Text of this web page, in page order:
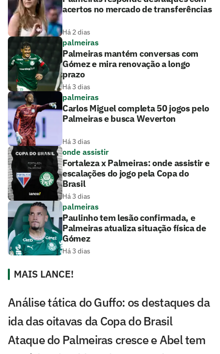
acertos no mercado de transferências
Há 2 dias
palmeiras
Palmeiras mantém conversas com
Gómez e mira renovação a longo
prazo
Há 3 dias
palmeiras
Carlos Miguel completa 50 jogos pelo
Palmeiras e busca Weverton
Há 3 dias
onde assistir
Fortaleza x Palmeiras: onde assistir e
escalações do jogo pela Copa do
Brasil
Há 3 dias
palmeiras
Paulinho tem lesão confirmada, e
Palmeiras atualiza situação física de
Gómez
Há 3 dias
MAIS LANCE!
Análise tática do Guffo: os destaques da
ida das oitavas da Copa do Brasil
Ataque do Palmeiras cresce e Abel tem